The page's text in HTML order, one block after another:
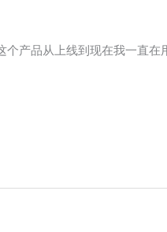
个产品从上线到现在我一直在